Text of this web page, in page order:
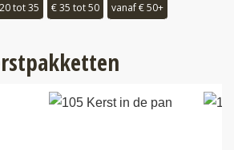
tot 35 € 35 tot 50 vanaf € 50+